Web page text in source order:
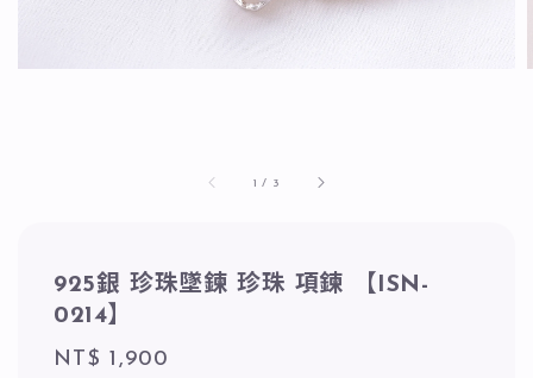
1 / 3
925銀 珍珠墜鍊 珍珠 項鍊 【ISN-
0214】
Regular
NT$ 1,900